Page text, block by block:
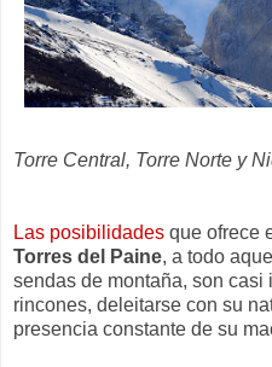
Torre Central, Torre Norte y
Las posibilidades que ofrece
Torres del Paine, a todo
sendas de montaña, son casi
rincones, deleitarse con su
presencia constante de su